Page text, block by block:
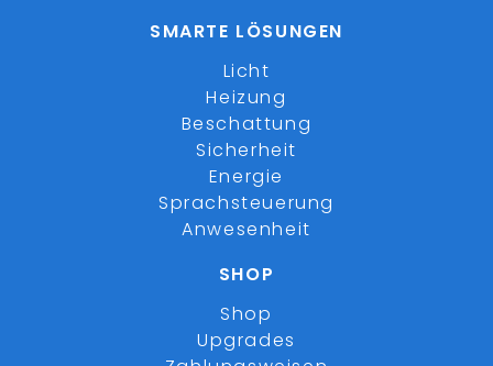
SMARTE LÖSUNGEN
Licht
Heizung
Beschattung
Sicherheit
Energie
Sprachsteuerung
Anwesenheit
SHOP
Shop
Upgrades